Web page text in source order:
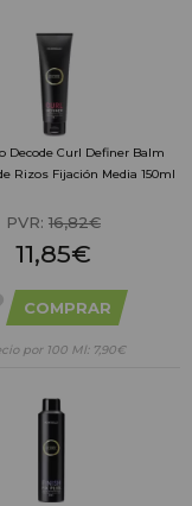
Decode Curl Definer Balm
Rizos Fijación Media 150ml
PVR: 16,82€
11,85€
COMPRAR
por 100 Ml: 7,90€